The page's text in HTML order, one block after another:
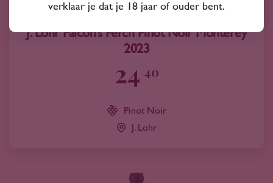
2023 Verenigde Staten
J. Lohr Falcon’s Perch Pinot Noir Monterey
2023
24 40
Pinot Noir
J. Lohr
verklaar je dat je 18 jaar of ouder bent.